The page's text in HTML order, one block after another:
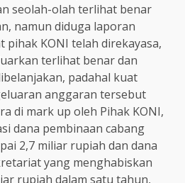
seolah-olah terlihat benar
namun diduga laporan
pihak KONI telah direkayasa,
terlihat benar dan
padahal kuat
anggaran tersebut
di mark up oleh Pihak KONI,
dana pembinaan cabang
2,7 miliar rupiah dan dana
yang menghabiskan
rupiah dalam satu tahun,